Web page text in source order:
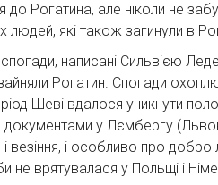
Рогатина, але ніколи не
людей, які також загинули в
спогади, написані Сильвією
Рогатин. Спогади
Шеві вдалося уникнути
у Лємбергу (Львові)
везіння, і особливо про
не врятувалася у Польщі і